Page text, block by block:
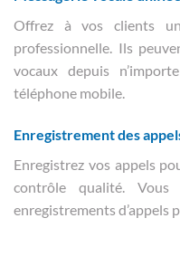
Offrez à vos clients
professionnelle. Ils
vocaux depuis
téléphone mobile.
Enregistrement des
Enregistrez vos appels
contrôle qualité. Vous
enregistrements d’appels